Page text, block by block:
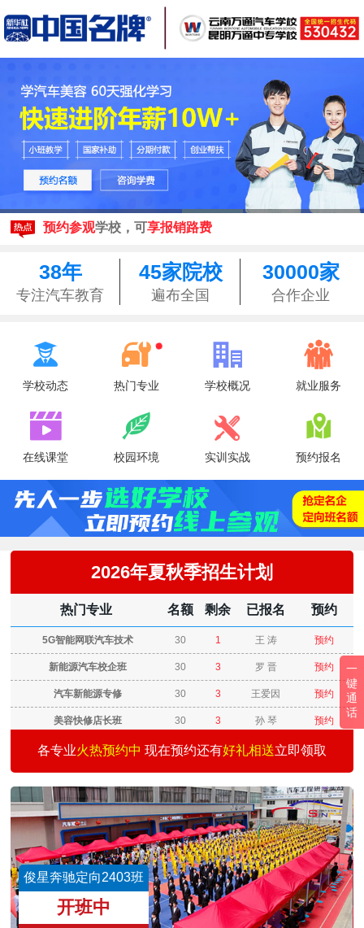
来校参观均可享昆明免费接站
预约参观学校，可享报销路费
来校参观均可享昆明
预约参观
学校，可享报销路费
38年
专注汽车教育
45家院校
遍布全国
30000家
合作企业

学校动态

热门专业

学校概况

就业服务

在线课堂

校园环境

实训实战

预约报名
2026年夏秋季招生计划
热门专业 名额 剩余 已报名 预约
5G智能网联汽车技术 30 1 王 涛 预约
新能源汽车校企班 30 3 罗 晋 预约
汽车新能源专修 30 3 王爱因 预约
美容快修店长班 30 3 孙 琴 预约
汽车快修快保创业 30 3 何志刚 预约
汽车涂装技术班 30 1 王景仰 预约
二手车评估师 15 3 魏志伟 预约
新能源汽车校企班 30 3 董文亮 预约
城轨交通与汽车商务 30 6 刘雨涛 预约
汽车智能检测与运营 30 3 王国祥 预约
各专业火热预约中 现在预约还有好礼相送立即领取
俊星奔驰定向2403班
开班中
一
键
通
话